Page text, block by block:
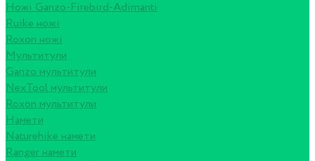
Ножі Ganzo-Firebird-Adimanti
Ruike ножі
Roxon ножi
Мультитули
Ganzo мультитули
NexTool мультитули
Roxon мультитули
Намети
Naturehike намети
Ranger намети